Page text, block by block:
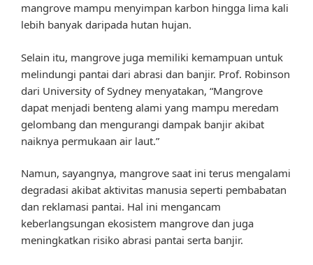
mangrove mampu menyimpan karbon hingga lima kali
lebih banyak daripada hutan hujan.
Selain itu, mangrove juga memiliki kemampuan untuk
melindungi pantai dari abrasi dan banjir. Prof. Robinson
dari University of Sydney menyatakan, “Mangrove
dapat menjadi benteng alami yang mampu meredam
gelombang dan mengurangi dampak banjir akibat
naiknya permukaan air laut.”
Namun, sayangnya, mangrove saat ini terus mengalami
degradasi akibat aktivitas manusia seperti pembabatan
dan reklamasi pantai. Hal ini mengancam
keberlangsungan ekosistem mangrove dan juga
meningkatkan risiko abrasi pantai serta banjir.